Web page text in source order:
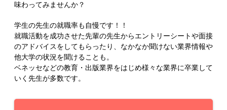
味わってみませんか？
学生の先生の就職率も自慢です！！
就職活動を成功させた先輩の先生からエントリーシートや面接
のアドバイスをしてもらったり、なかなか聞けない業界情報や
他大学の状況を聞けることも。
ベネッセなどの教育・出版業界をはじめ様々な業界に卒業して
いく先生が多数です。